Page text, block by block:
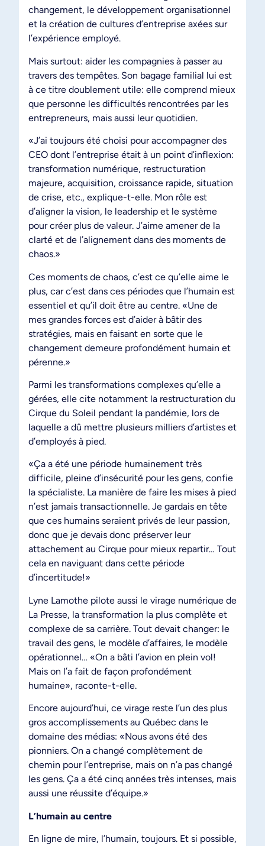
changement, le développement organisationnel
et la création de cultures d’entreprise axées sur
l’expérience employé.
Mais surtout: aider les compagnies à passer au
travers des tempêtes. Son bagage familial lui est
à ce titre doublement utile: elle comprend mieux
que personne les difficultés rencontrées par les
entrepreneurs, mais aussi leur quotidien.
«J’ai toujours été choisi pour accompagner des
CEO dont l’entreprise était à un point d’inflexion:
transformation numérique, restructuration
majeure, acquisition, croissance rapide, situation
de crise, etc., explique-t-elle. Mon rôle est
d’aligner la vision, le leadership et le système
pour créer plus de valeur. J’aime amener de la
clarté et de l’alignement dans des moments de
chaos.»
Ces moments de chaos, c’est ce qu’elle aime le
plus, car c’est dans ces périodes que l’humain est
essentiel et qu’il doit être au centre. «Une de
mes grandes forces est d’aider à bâtir des
stratégies, mais en faisant en sorte que le
changement demeure profondément humain et
pérenne.»
Parmi les transformations complexes qu’elle a
gérées, elle cite notamment la restructuration du
Cirque du Soleil pendant la pandémie, lors de
laquelle a dû mettre plusieurs milliers d’artistes et
d’employés à pied.
«Ça a été une période humainement très
difficile, pleine d’insécurité pour les gens, confie
la spécialiste. La manière de faire les mises à pied
n’est jamais transactionnelle. Je gardais en tête
que ces humains seraient privés de leur passion,
donc que je devais donc préserver leur
attachement au Cirque pour mieux repartir… Tout
cela en naviguant dans cette période
d’incertitude!»
Lyne Lamothe pilote aussi le virage numérique de
La Presse, la transformation la plus complète et
complexe de sa carrière. Tout devait changer: le
travail des gens, le modèle d’affaires, le modèle
opérationnel… «On a bâti l’avion en plein vol!
Mais on l’a fait de façon profondément
humaine», raconte-t-elle.
Encore aujourd’hui, ce virage reste l’un des plus
gros accomplissements au Québec dans le
domaine des médias: «Nous avons été des
pionniers. On a changé complètement de
chemin pour l’entreprise, mais on n’a pas changé
les gens. Ça a été cinq années très intenses, mais
aussi une réussite d’équipe.»
L’humain au centre
En ligne de mire, l’humain, toujours. Et si possible,